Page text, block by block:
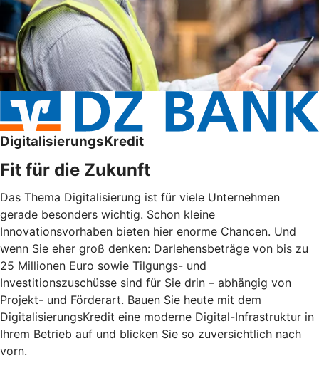
DigitalisierungsKredit
Fit für die Zukunft
Das Thema Digitalisierung ist für viele Unternehmen
gerade besonders wichtig. Schon kleine
Innovationsvorhaben bieten hier enorme Chancen. Und
wenn Sie eher groß denken: Darlehensbeträge von bis zu
25 Millionen Euro sowie Tilgungs- und
Investitionszuschüsse sind für Sie drin – abhängig von
Projekt- und Förderart. Bauen Sie heute mit dem
DigitalisierungsKredit eine moderne Digital-Infrastruktur in
Ihrem Betrieb auf und blicken Sie so zuversichtlich nach
vorn.